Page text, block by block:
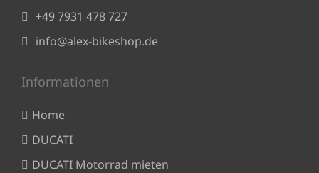
+49 7931 478 727
info@alex-bikeshop.de
Informationen
Home
DUCATI
DUCATI Motorrad mieten